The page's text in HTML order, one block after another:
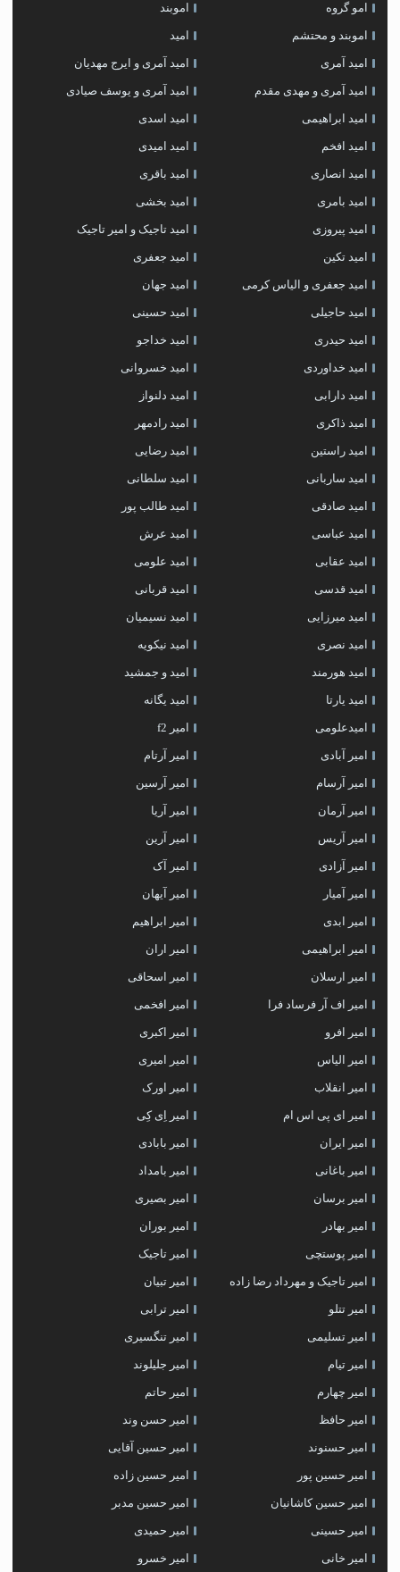
امو گروه اموبند
اموبند و محتشم امید
امید آمری امید آمری و ایرج مهدیان
امید آمری و مهدی مقدم امید آمری و یوسف صیادی
امید ابراهیمی امید اسدی
امید افخم امید امیدی
امید انصاری امید باقری
امید بامری امید بخشی
امید پیروزی امید تاجیک و امیر تاجیک
امید تکین امید جعفری
امید جعفری و الیاس کرمی امید جهان
امید حاجیلی امید حسینی
امید حیدری امید خداجو
امید خداوردی امید خسروانی
امید دارابی امید دلنواز
امید ذاکری امید رادمهر
امید راستین امید رضایی
امید ساربانی امید سلطانی
امید صادقی امید طالب پور
امید عباسی امید عرش
امید عقابی امید علومی
امید قدسی امید قربانی
امید میرزایی امید نسیمیان
امید نصری امید نیکویه
امید هورمند امید و جمشید
امید یارتا امید یگانه
امیدعلومی امیر f2
امیر آبادی امیر آرتام
امیر آرسام امیر آرسین
امیر آرمان امیر آریا
امیر آریس امیر آرین
امیر آزادی امیر آک
امیر آمیار امیر آیهان
امیر ابدی امیر ابراهیم
امیر ابراهیمی امیر اران
امیر ارسلان امیر اسحاقی
امیر اف آر فرساد فرا امیر افخمی
امیر افرو امیر اکبری
امیر الیاس امیر امیری
امیر انقلاب امیر اورک
امیر ای پی اس ام امیر اِی کِی
امیر ایران امیر بابادی
امیر باغانی امیر بامداد
امیر برسان امیر بصیری
امیر بهادر امیر بوران
امیر پوستچی امیر تاجیک
امیر تاجیک و مهرداد رضا زاده امیر تبیان
امیر تتلو امیر ترابی
امیر تسلیمی امیر تنگسیری
امیر تیام امیر جلیلوند
امیر چهارم امیر حاتم
امیر حافظ امیر حسن وند
امیر حسنوند امیر حسین آقایی
امیر حسین پور امیر حسین زاده
امیر حسین کاشانیان امیر حسین مدبر
امیر حسینی امیر حمیدی
امیر خانی امیر خسرو